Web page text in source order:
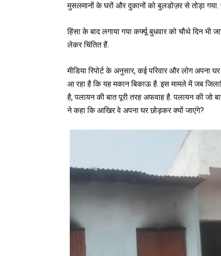
मुसलमानों के घरों और दुकानों को बुलडोज़र से तोड़ा गया.
हिंसा के बाद लगाया गया कर्फ्यू बुधवार को चौथे दिन भी
लेकर चिंतित हैं.
मीडिया रिपोर्ट के अनुसार, कई परिवार और लोग
आ रहा है कि यह मकान बिकाऊ है. इस मामले में जब
है, पलायन की बात पूरी तरह अफवाह है. पलायन की जो
ने कहा कि आखिर वे अपना घर छोड़कर क्यों जाएंगे?